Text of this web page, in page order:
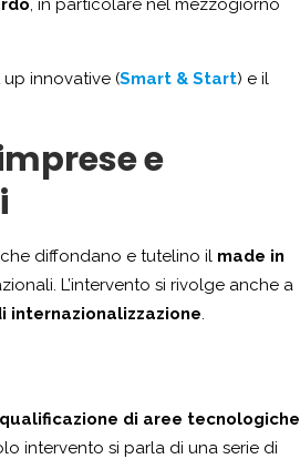
, in particolare nel mezzogiorno
innovative (Smart & Start) e il
e
diffondano e tutelino il made in
L’intervento si rivolge anche a
internazionalizzazione.
di aree tecnologiche
intervento si parla di una serie di